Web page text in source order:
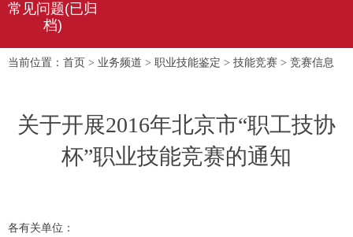
常见问题(已归
档)
当前位置： 首页 > 业务频道 > 职业技能鉴定 > 技能竞赛 > 竞赛信息
关于开展2016年北京市“职工技协
杯”职业技能竞赛的通知
各有关单位：